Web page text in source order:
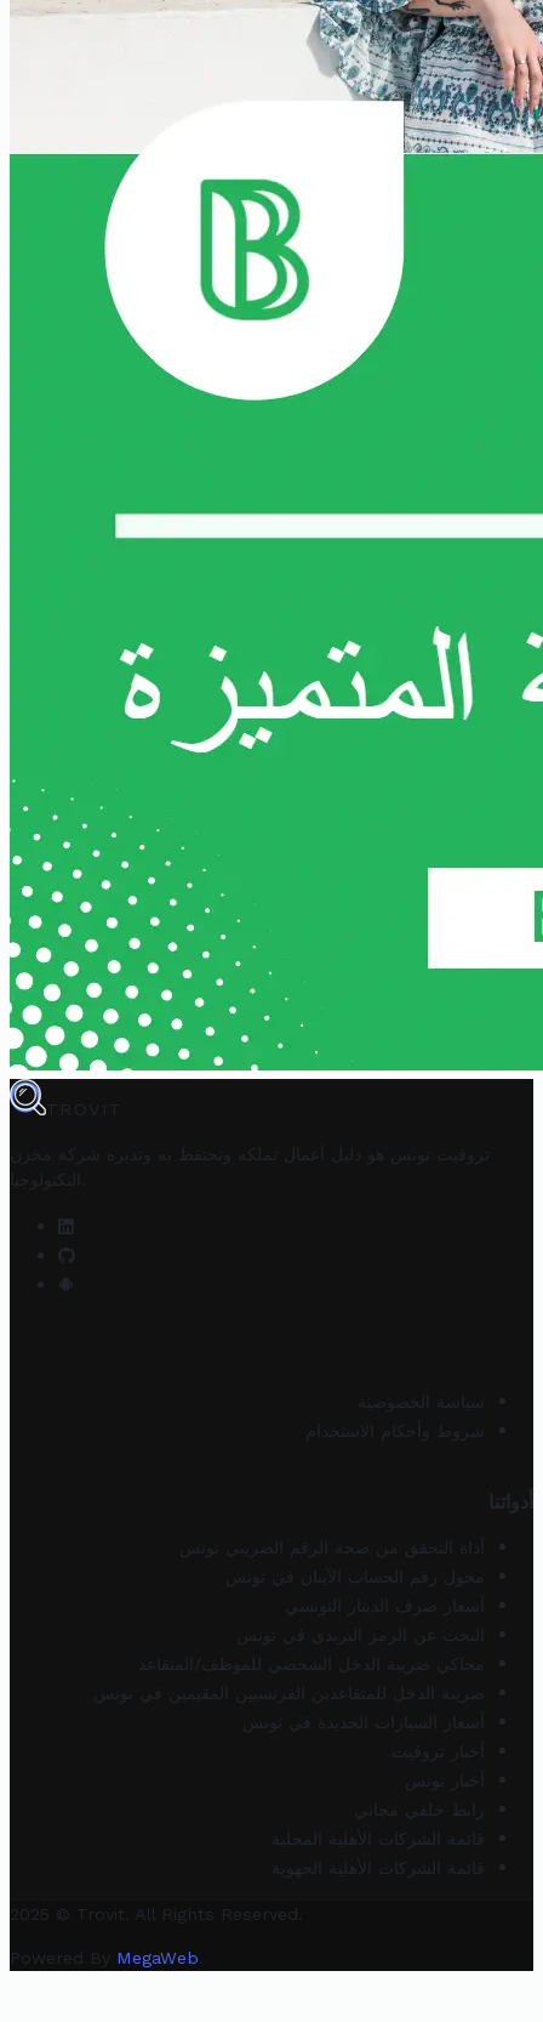
TROVIT
تروفيت تونس هو دليل أعمال تملكه وتحتفظ به وتديره
شركة مخزن
التكنولوجيا
سياسة الخصوصية
شروط وأحكام الاستخدام
أدواتنا
أداة التحقق من صحة الرقم الضريبي تونس
محول رقم الحساب الآيبان في تونس
أسعار صرف الدينار التونسي
البحث عن الرمز البريدي في تونس
محاكي ضريبة الدخل الشخصي للموظف/المتقاعد
ضريبة الدخل للمتقاعدين الفرنسيين المقيمين في تونس
أسعار السيارات الجديدة في تونس
أخبار تروفيت
أخبار تونس
رابط خلفي مجاني
قائمة الشركات الأهلية المحلية
قائمة الشركات الأهلية الجهوية
2025 © Trovit. All Rights Reserved.
Powered By MegaWeb